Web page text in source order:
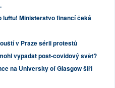
luftu! Ministerstvo financí čeká
v Praze sérii protestů
vypadat post-covidový svět?
na University of Glasgow šíří